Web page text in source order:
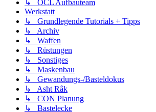
↳ OCL Aufbauteam
Werkstatt
↳ Grundlegende Tutorials + Tipps
↳ Archiv
↳ Waffen
↳ Rüstungen
↳ Sonstiges
↳ Maskenbau
↳ Gewandungs-/Basteldokus
↳ Asht Râk
↳ CON Planung
↳ Bastelecke